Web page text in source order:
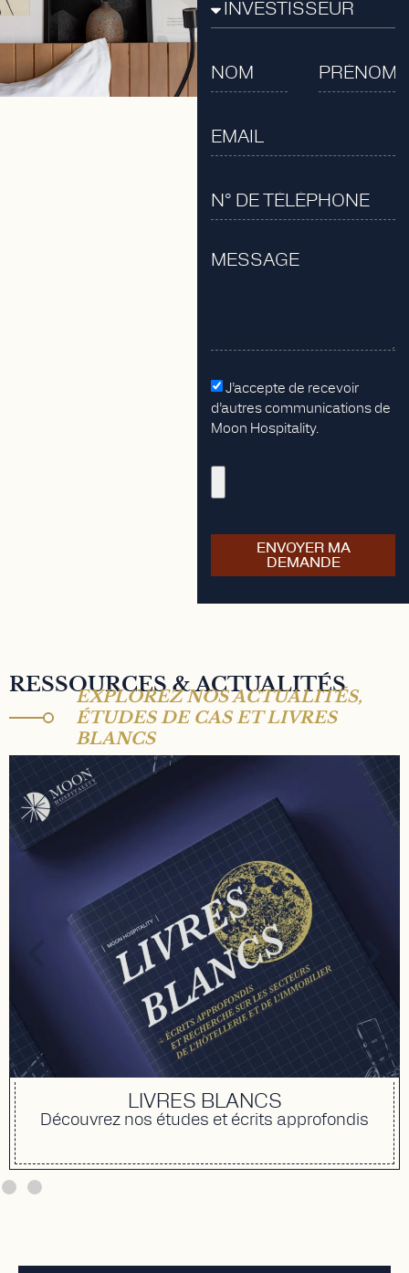
J’accepte de recevoir
d’autres communications de
Moon Hospitality.
ENVOYER MA
DEMANDE
RESSOURCES & ACTUALITÉS
EXPLOREZ NOS ACTUALITÉS,
ÉTUDES DE CAS ET LIVRES
BLANCS
LIVRES BLANCS
Découvrez nos études et écrits approfondis